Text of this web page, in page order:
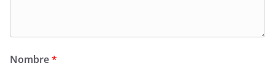
Nombre*